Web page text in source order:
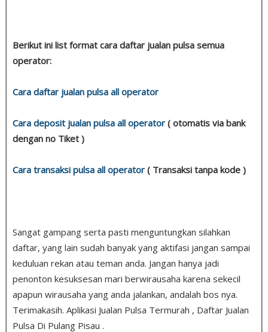
Berikut ini list format cara daftar jualan pulsa semua
operator:
Cara daftar jualan pulsa all operator
Cara deposit jualan pulsa all operator ( otomatis via bank
dengan no Tiket )
Cara transaksi pulsa all operator ( Transaksi tanpa kode )
Sangat gampang serta pasti menguntungkan silahkan
daftar, yang lain sudah banyak yang aktifasi jangan sampai
keduluan rekan atau teman anda. Jangan hanya jadi
penonton kesuksesan mari berwirausaha karena sekecil
apapun wirausaha yang anda jalankan, andalah bos nya.
Terimakasih. Aplikasi Jualan Pulsa Termurah , Daftar Jualan
Pulsa Di Pulang Pisau .